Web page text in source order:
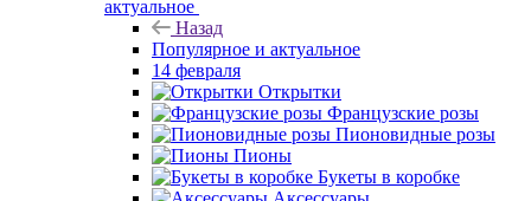
актуальное
Назад
Популярное и актуальное
14 февраля
Открытки
Французские розы
Пионовидные розы
Пионы
Букеты в коробке